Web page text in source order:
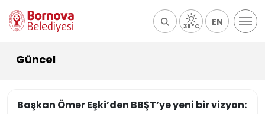
38°C EN
Güncel
Başkan Ömer Eşki’den BBŞT’ye yeni bir vizyon: